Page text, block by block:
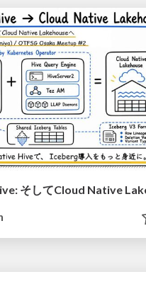
そしてCloud Native